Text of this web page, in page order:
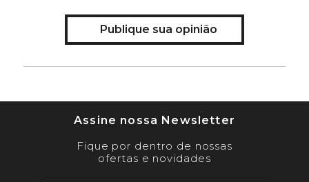
Publique sua opinião
Assine nossa Newsletter
Fique por dentro de nossas
ofertas e novidades